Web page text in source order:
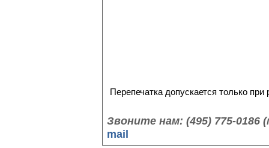
Перепечатка допускается только
Звоните нам: (495) 775-
mail